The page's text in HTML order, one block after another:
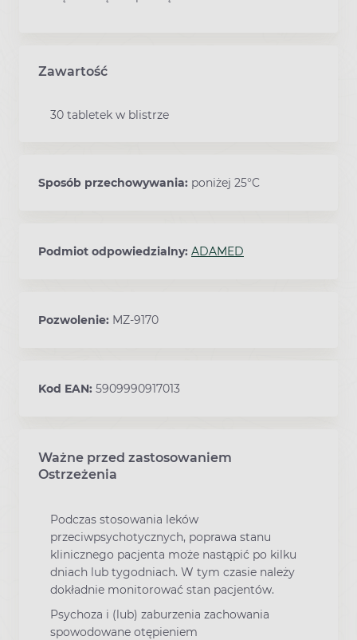
Zawartość
30 tabletek w blistrze
Sposób przechowywania: poniżej 25°C
Podmiot odpowiedzialny: ADAMED
Pozwolenie: MZ-9170
Kod EAN: 5909990917013
Ważne przed zastosowaniem
Ostrzeżenia
Podczas stosowania leków
przeciwpsychotycznych, poprawa stanu
klinicznego pacjenta może nastąpić po kilku
dniach lub tygodniach. W tym czasie należy
dokładnie monitorować stan pacjentów.
Psychoza i (lub) zaburzenia zachowania
spowodowane otępieniem